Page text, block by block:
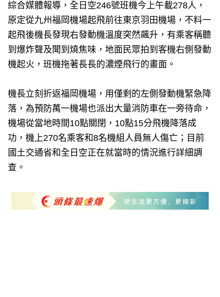
綜合媒體報導，全日空246號班機今上午載278人，
原定從九州福岡機場起飛前往東京羽田機場，不料一
起飛後機長發現右發動機溫度突然飆升，有乘客稱聽
到爆炸聲及聞到燒焦味，地面民眾拍到客機右側發動
機起火，班機拖著長長的濃煙飛行的畫面。
機長立刻折返福岡機場，用僅剩的左側發動機緊急降
落，為預防萬一機場也派出大量消防車在一旁待命，
機場從當地時間10點關閉，10點15分飛機降落成
功，機上270名乘客和8名機組人員無人傷亡；目前
國土交通省和全日空正在就當時的情況進行詳細調
查。